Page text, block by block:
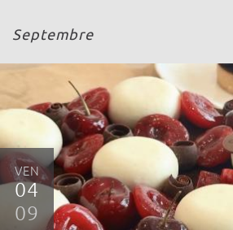
Septembre
VEN
04
09